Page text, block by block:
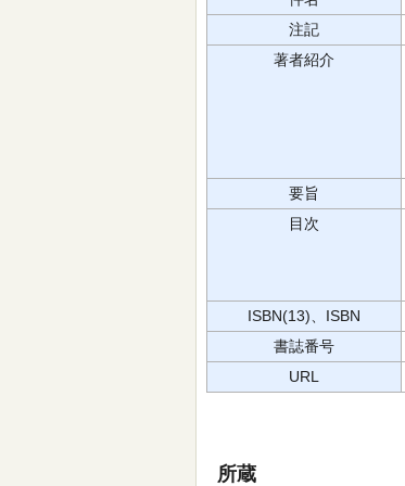
注記
著者紹介
要旨
目次
ISBN(13)、ISBN
書誌番号
URL
所蔵